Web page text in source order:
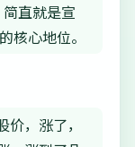
直就是宣
核心地位。
，涨了，